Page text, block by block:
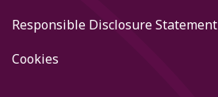
Responsible Disclosure Statement
Cookies